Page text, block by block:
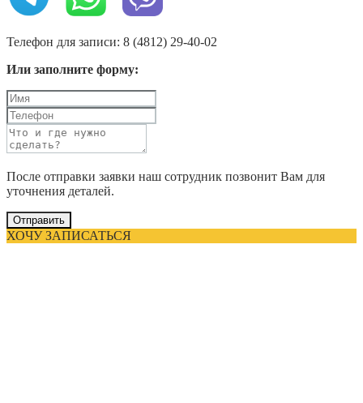
Телефон для записи: 8 (4812) 29-40-02
Или заполните форму:
После отправки заявки наш сотрудник позвонит Вам для
уточнения деталей.
Отправить
ХОЧУ ЗАПИСАТЬСЯ